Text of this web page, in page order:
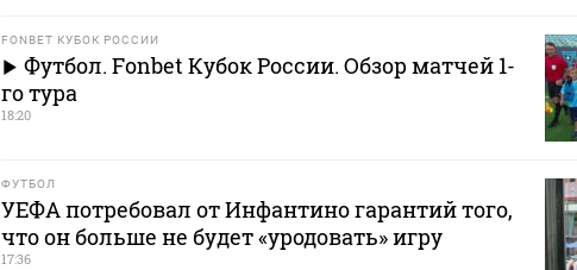
FONBET КУБОК РОССИИ
Футбол. Fonbet Кубок России. Обзор матчей 1-
го тура
18:20
ФУТБОЛ
УЕФА потребовал от Инфантино гарантий того,
что он больше не будет «уродовать» игру
17:36